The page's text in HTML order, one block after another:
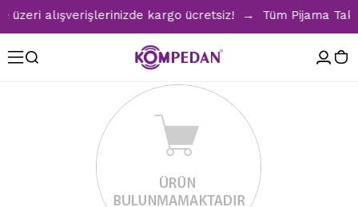
üzeri alışverişlerinizde kargo ücretsiz! → Tüm Pijama